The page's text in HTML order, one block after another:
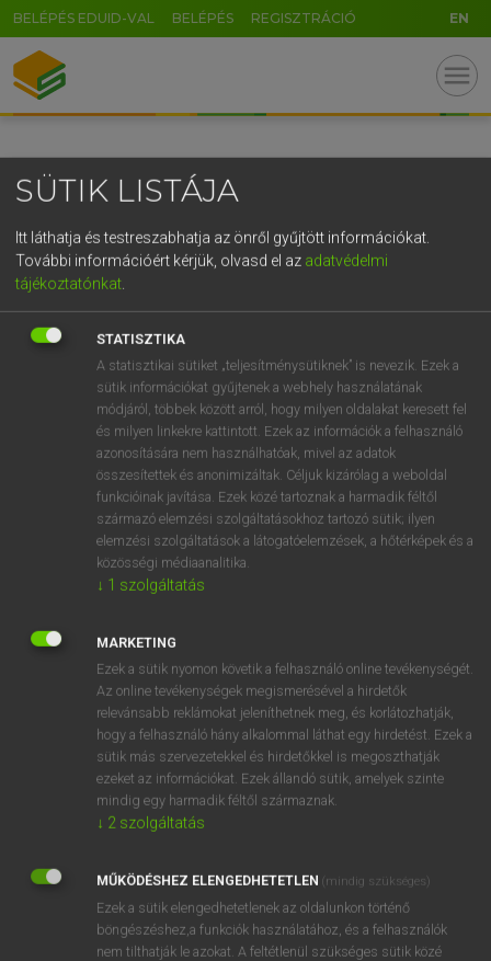
BELÉPÉS EDUID-VAL BELÉPÉS REGISZTRÁCIÓ EN
menu
OOOOPS!
SZOTAR.NET APPLIKÁCIÓ
MICROSOFT OFFICE BŐVÍTMÉNY
BEÉPÜLŐ SZÓTÁRMODUL
ONLINE NYELVVIZSGA
EGYÉNI FELHASZNÁLÓKNAK
TANULÓKNAK
OKTATÁSI INTÉZMÉNYEKNEK
SÜTIK LISTÁJA
Itt láthatja és testreszabhatja az önről gyűjtött információkat.
További információért kérjük, olvasd el az adatvédelmi
tájékoztatónkat
STATISZTIKA
A statisztikai sütiket „teljesítménysütiknek” is nevezik. Ezek a
sütik információkat gyűjtenek a webhely használatának
módjáról, többek között arról, hogy milyen oldalakat keresett fel
és milyen linkekre kattintott. Ezek az információk a felhasználó
azonosítására nem használhatóak, mivel az adatok
összesítettek és anonimizáltak. Céljuk kizárólag a weboldal
funkcióinak javítása. Ezek közé tartoznak a harmadik féltől
származó elemzési szolgáltatásokhoz tartozó sütik; ilyen
elemzési szolgáltatások a látogatóelemzések, a hőtérképek és a
közösségi médiaanalitika.
↓ 1 szolgáltatás
MARKETING
Ezek a sütik nyomon követik a felhasználó online tevékenységét.
Az online tevékenységek megismerésével a hirdetők
relevánsabb reklámokat jeleníthetnek meg, és korlátozhatják,
hogy a felhasználó hány alkalommal láthat egy hirdetést. Ezek a
sütik más szervezetekkel és hirdetőkkel is megoszthatják
ezeket az információkat. Ezek állandó sütik, amelyek szinte
mindig egy harmadik féltől származnak.
↓ 2 szolgáltatás
MŰKÖDÉSHEZ ELENGEDHETETLEN (mindig szükséges)
Ezek a sütik elengedhetetlenek az oldalunkon történő
böngészéshez,a funkciók használatához, és a felhasználók
nem tilthatják le azokat. A feltétlenül szükséges sütik közé
GR
5
g h k l
v b n m , . - AltGr